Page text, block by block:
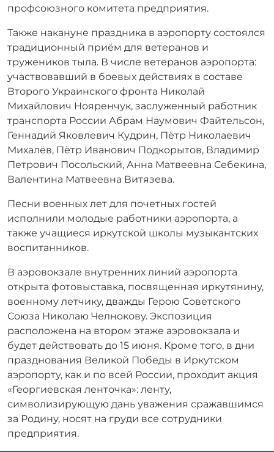
профсоюзного комитета предприятия.
Также накануне праздника в аэропорту состоялся
традиционный приём для ветеранов и
тружеников тыла. В числе ветеранов аэропорта:
участвовавший в боевых действиях в составе
Второго Украинского фронта Николай
Михайлович Нояренчук, заслуженный работник
транспорта России Абрам Наумович Файтельсон,
Геннадий Яковлевич Кудрин, Пётр Николаевич
Михалёв, Пётр Иванович Подкорытов, Владимир
Петрович Посольский, Анна Матвеевна Себекина,
Валентина Матвеевна Витязева.
Песни военных лет для почетных гостей
исполнили молодые работники аэропорта, а
также учащиеся иркутской школы музыкантских
воспитанников.
В аэровокзале внутренних линий аэропорта
открыта фотовыставка, посвященная иркутянину,
военному летчику, дважды Герою Советского
Союза Николаю Челнокову. Экспозиция
расположена на втором этаже аэровокзала и
будет действовать до 15 июня. Кроме того, в дни
празднования Великой Победы в Иркутском
аэропорту, как и по всей России, проходит акция
«Георгиевская ленточка»: ленту,
символизирующую дань уважения сражавшимся
за Родину, носят на груди все сотрудники
предприятия.